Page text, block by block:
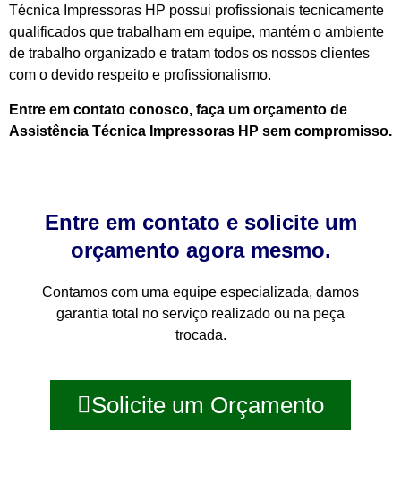
Técnica Impressoras HP possui profissionais tecnicamente
qualificados que trabalham em equipe, mantém o ambiente
de trabalho organizado e tratam todos os nossos clientes
com o devido respeito e profissionalismo.
Entre em contato conosco, faça um orçamento de
Assistência Técnica Impressoras HP sem compromisso.
Entre em contato e solicite um
orçamento agora mesmo.
Contamos com uma equipe especializada, damos
garantia total no serviço realizado ou na peça
trocada.
Solicite um Orçamento